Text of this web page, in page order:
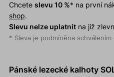
Chcete slevu 10 %* na první
shop.
Slevu nelze uplatnitna již
* Sleva je podmíněna
Pánské lezecké kalhoty